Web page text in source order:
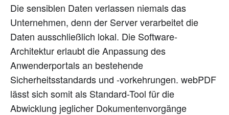
Die sensiblen Daten verlassen niemals das
Unternehmen, denn der Server verarbeitet die
Daten ausschließlich lokal. Die Software-
Architektur erlaubt die Anpassung des
Anwenderportals an bestehende
Sicherheitsstandards und -vorkehrungen. webPDF
lässt sich somit als Standard-Tool für die
Abwicklung jeglicher Dokumentenvorgänge